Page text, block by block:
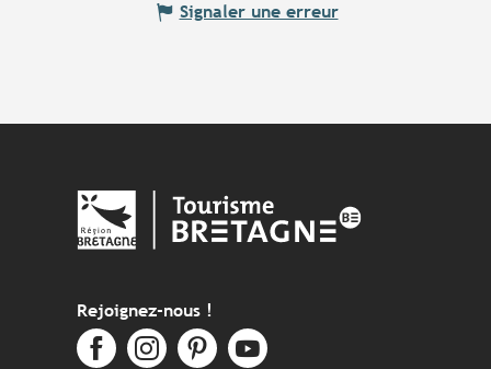
Signaler une erreur
Rejoignez-nous !